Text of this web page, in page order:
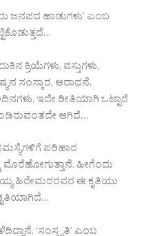
ಜನಪದ ಹಾಡುಗಳು’ ಎಂಬ
ಕ್ರಿಯೆಗಳು, ವಸ್ತುಗಳು,
ಸಂಸ್ಕಾರ, ಆರಾಧನೆ,
ಇದೇ ರೀತಿಯಾಗಿ ಒಟ್ಟಾರೆ
ಆಗಿದೆ…
ಪರಿಹಾರ
ಮೊರೆಹೋಗುತ್ತಾನೆ. ಹೀಗೆಂದು
ಹಿರೇಮಠರವರ ಈ ಕೃತಿಯು
‘ಸಂಸ್ಕೃತಿ’ ಎಂಬ